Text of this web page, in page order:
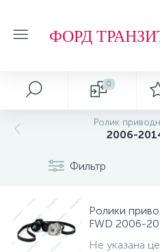
ФОРД
0
Ролик
2006-
Фильтр
Ролики
FWD 2006-
Не указана